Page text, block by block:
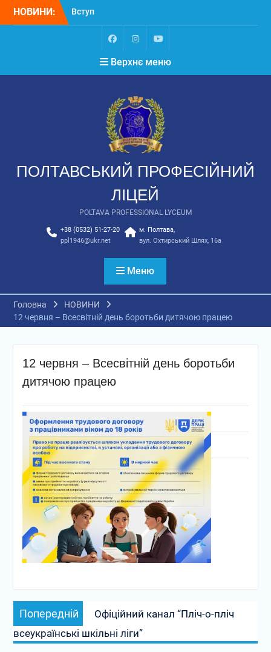
НОВИНИ:
Вступ
Вступ для ТОТ 2026
НЕКРОЛОГ. Світла
пам’ять Замулі
Владиславу Васильовичу
Верхнє меню
ПОЛТАВСЬКИЙ ПРОФЕСІЙНИЙ
ЛІЦЕЙ
POLTAVA PROFESSIONAL LYCEUM
+38 (0532) 51-27-20
ppl1946@ukr.net
м. Полтава,
вул. Охтирський Шлях, 16а
Меню
Головна
НОВИНИ
12 червня – Всесвітній день боротьби дитячою працею
12 червня – Всесвітній день боротьби
дитячою працею
03.06.2026
Полтавський професійний ліцей
НОВИНИ
Попередній
Офіційний канал “Пліч-о-пліч
всеукраїнські шкільні ліги”